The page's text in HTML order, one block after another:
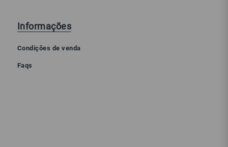
Informações
Condições de venda
Faqs